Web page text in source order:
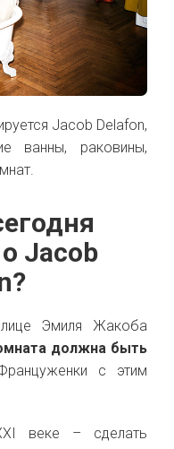
Jacob Delafon,
ванны, раковины,
Jacob
Эмиля Жакоба
должна быть
с этим
веке – сделать